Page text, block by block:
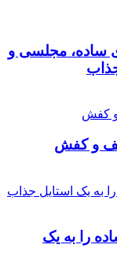
ساده، مجلسی و
و کفش
را به یک